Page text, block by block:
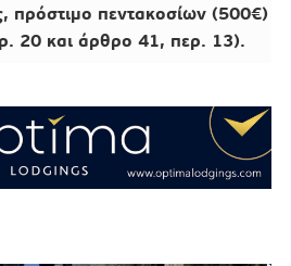
πρόστιμο πεντακοσίων (500€)
20 και άρθρο 41, περ. 13).